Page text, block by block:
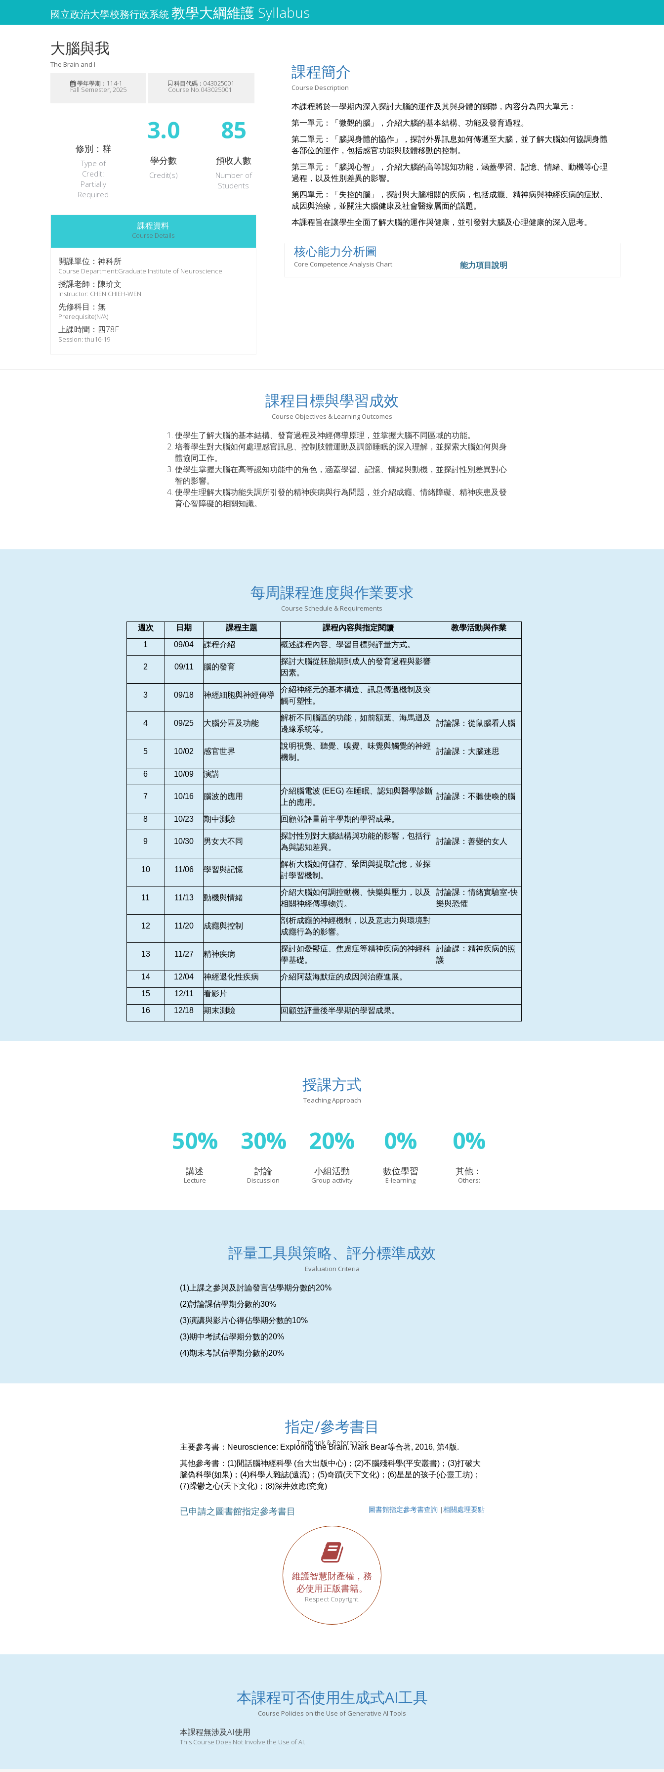
國立政治大學校務行政系統教學大綱維護 Syllabus
大腦與我
The Brain and I
學年學期：114-1
Fall Semester, 2025
科目代碼：043025001
Course No.043025001
修別：群
Type of
Credit:
Partially
Required
3.0
學分數
Credit(s)
85
預收人數
Number of
Students
課程資料
Course Details
開課單位：神科所
Course Department:Graduate Institute of Neuroscience
授課老師：陳玠文
Instructor: CHEN CHIEH-WEN
先修科目：無
Prerequisite(N/A)
上課時間：四78E
Session: thu16-19
課程簡介
Course Description
本課程將於一學期內深入探討大腦的運作及其與身體的關聯，內容分為四大單元：
第一單元：「微觀的腦」，介紹大腦的基本結構、功能及發育過程。
第二單元：「腦與身體的協作」，探討外界訊息如何傳遞至大腦，並了解大腦如何協調身體
各部位的運作，包括感官功能與肢體移動的控制。
第三單元：「腦與心智」，介紹大腦的高等認知功能，涵蓋學習、記憶、情緒、動機等心理
過程，以及性別差異的影響。
第四單元：「失控的腦」，探討與大腦相關的疾病，包括成癮、精神病與神經疾病的症狀、
成因與治療，並關注大腦健康及社會醫療層面的議題。
本課程旨在讓學生全面了解大腦的運作與健康，並引發對大腦及心理健康的深入思考。
核心能力分析圖
Core Competence Analysis Chart 能力項目說明
課程目標與學習成效
Course Objectives & Learning Outcomes
使學生了解大腦的基本結構、發育過程及神經傳導原理，並掌握大腦不同區域的功能。
培養學生對大腦如何處理感官訊息、控制肢體運動及調節睡眠的深入理解，並探索大腦如何與身
體協同工作。
使學生掌握大腦在高等認知功能中的角色，涵蓋學習、記憶、情緒與動機，並探討性別差異對心
智的影響。
使學生理解大腦功能失調所引發的精神疾病與行為問題，並介紹成癮、情緒障礙、精神疾患及發
育心智障礙的相關知識。
每周課程進度與作業要求
Course Schedule & Requirements
週次 日期 課程主題 課程內容與指定閱讀
教學活動與作業
1
09/04 課程介紹 概述課程內容、學習目標與評量方式。
2 09/11 腦的發育
探討大腦從胚胎期到成人的發育過程與影響
因素。
3 09/18 神經細胞與神經傳導
介紹神經元的基本構造、訊息傳遞機制及突
觸可塑性。
4 09/25 大腦分區及功能
解析不同腦區的功能，如前額葉、海馬迴及
邊緣系統等。
討論課：從鼠腦看人腦
5 10/02 感官世界
說明視覺、聽覺、嗅覺、味覺與觸覺的神經
機制。
討論課：大腦迷思
6 10/09 演講
7 10/16 腦波的應用
介紹腦電波 (EEG) 在睡眠、認知與醫學診斷
上的應用。
討論課：不聽使喚的腦
8 10/23 期中測驗 回顧並評量前半學期的學習成果。
9 10/30 男女大不同
探討性別對大腦結構與功能的影響，包括行
為與認知差異。
討論課：善變的女人
10 11/06 學習與記憶
解析大腦如何儲存、鞏固與提取記憶，並探
討學習機制。
11 11/13 動機與情緒
介紹大腦如何調控動機、快樂與壓力，以及
相關神經傳導物質。
討論課：情緒實驗室-快
樂與恐懼
12 11/20 成癮與控制
剖析成癮的神經機制，以及意志力與環境對
成癮行為的影響。
13 11/27 精神疾病
探討如憂鬱症、焦慮症等精神疾病的神經科
學基礎。
討論課：精神疾病的照
護
14
12/04 神經退化性疾病
介紹阿茲海默症的成因與治療進展。
15
12/11
看影片
16
12/18 期末測驗 回顧並評量後半學期的學習成果。
授課方式
Teaching Approach
50%
講述
Lecture
30%
討論
Discussion
20%
小組活動
Group activity
0%
數位學習
E-learning
0%
其他：
Others:
評量工具與策略、評分標準成效
Evaluation Criteria
(1)上課之參與及討論發言佔學期分數的20%
(2)討論課佔學期分數的30%
(3)演講與影片心得佔學期分數的10%
(3)期中考試佔學期分數的20%
(4)期末考試佔學期分數的20%
指定/參考書目
Textbook & References
主要參考書： Neuroscience: Exploring the Brain. Mark Bear等合著, 2016, 第4版.
其他參考書： (1)閒話腦神經科學(台大出版中心)； (2)不腦殘科學(平安叢書)； (3)打破大
腦偽科學(如果)； (4)科學人雜誌(遠流)； (5)奇蹟(天下文化)； (6)星星的孩子(心靈工坊)；
(7)躁鬱之心(天下文化)； (8)深井效應(究竟)
已申請之圖書館指定參考書目 圖書館指定參考書查詢 |相關處理要點
維護智慧財產權，務
必使用正版書籍。
Respect Copyright.
本課程可否使用生成式AI工具
Course Policies on the Use of Generative AI Tools
本課程無涉及AI使用
This Course Does Not Involve the Use of AI.